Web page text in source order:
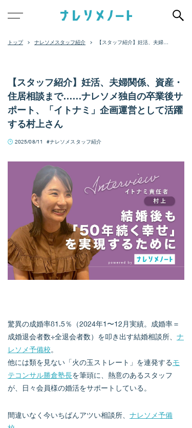
ナレソメスタッフ紹介
【スタッフ紹介】妊活、夫婦関
【スタッフ紹介】妊活、夫婦関係、資産・
住居相談まで……ナレソメ独自の卒業後サ
ポート、「イトナミ」企画運営として活躍
する村上さん
2025/08/11 ナレソメスタッフ紹介
驚異の成婚率81.5％（2024年1〜12月実績。成婚率＝
成婚退会者数÷全退会者数）を叩き出す結婚相談所、 ナ
レソメ予備校。
他には類を見ない「火の玉ストレート」を連発するモ
テコンサル勝倉塾長を筆頭に、熱意のあるスタッフ
が、日々会員様の婚活をサポートしている。
間違いなく今いちばんアツい相談所、 ナレソメ予備